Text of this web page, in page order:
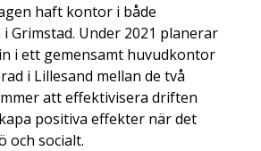
haft kontor i både
Grimstad. Under 2021 planerar
i ett gemensamt huvudkontor
i Lillesand mellan de två
att effektivisera driften
positiva effekter när det
och socialt.